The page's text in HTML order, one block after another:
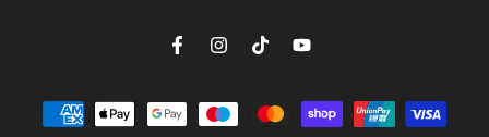
FacebookInstagram
TikTokYouTube
Modalità